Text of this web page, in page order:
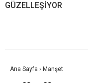
GÜZELLEŞİYOR
Ana Sayfa › Manşet